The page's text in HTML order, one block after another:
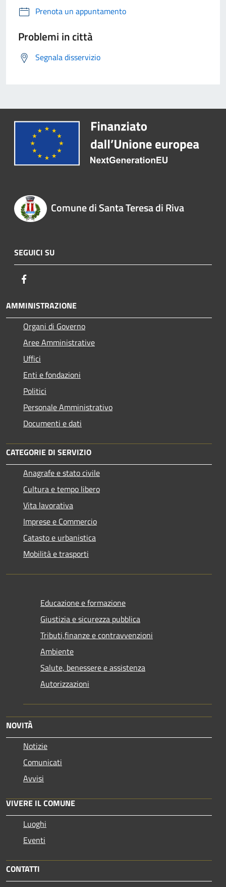
Prenota un appuntamento
Problemi in città
Segnala disservizio
Comune di Santa Teresa di Riva
SEGUICI SU
AMMINISTRAZIONE
Organi di Governo
Aree Amministrative
Uffici
Enti e fondazioni
Politici
Personale Amministrativo
Documenti e dati
CATEGORIE DI SERVIZIO
Anagrafe e stato civile
Cultura e tempo libero
Vita lavorativa
Imprese e Commercio
Catasto e urbanistica
Mobilità e trasporti
Educazione e formazione
Giustizia e sicurezza pubblica
Tributi,finanze e contravvenzioni
Ambiente
Salute, benessere e assistenza
Autorizzazioni
NOVITÀ
Notizie
Comunicati
Avvisi
VIVERE IL COMUNE
Luoghi
Eventi
CONTATTI